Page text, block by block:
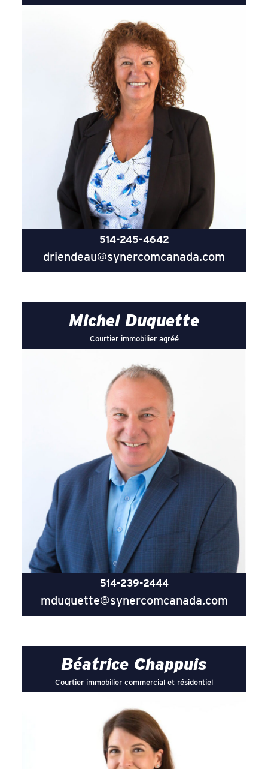
514-245-4642
driendeau@synercomcanada.com
Michel Duquette
Courtier immobilier agréé
514-239-2444
mduquette@synercomcanada.com
Béatrice Chappuis
Courtier immobilier commercial et résidentiel